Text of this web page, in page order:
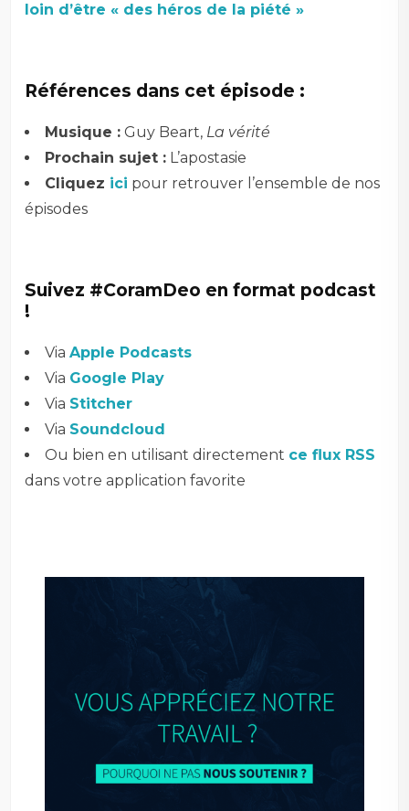
loin d’être « des héros de la piété »
Références dans cet épisode :
Musique : Guy Beart, La vérité
Prochain sujet : L’apostasie
Cliquez ici pour retrouver l’ensemble de nos
épisodes
Suivez #CoramDeo en format podcast
!
ViaApple Podcasts
Via Google Play
Via Stitcher
Via Soundcloud
Ou bien en utilisant directement ce flux RSS
dans votre application favorite